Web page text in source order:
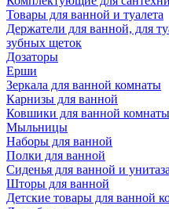
Товары для ванной и туалета
Держатели для ванной, для
зубных щеток
Дозаторы
Ерши
Зеркала для ванной комнаты
Карнизы для ванной
Ковшики для ванной комнаты
Мыльницы
Наборы для ванной
Полки для ванной
Сиденья для ванной и унитаза
Шторы для ванной
Детские товары для ванной